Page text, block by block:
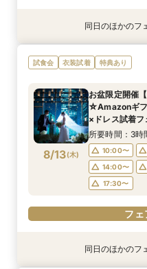
特典あり
8/12 (水)
【2名～OK！
×絶品試食
14:00〜
17:30〜
フェ
特典あり
8/12 (水)
大好評15大特
のお得婚フェア
17:30〜
フェ
同日のほかのフ
試食会 衣装試着 特典あり
8/13(木)
お盆限定開催
☆Amazonギフ
×ドレス試着フ
所要時間：3時
10:00〜
14:00〜
17:30〜
フェ
特典あり
特典あり同日のほかのフ